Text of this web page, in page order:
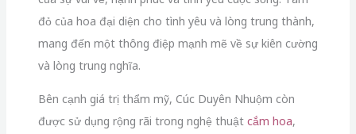
đỏ của hoa đại diện cho tình yêu và lòng trung thành,
mang đến một thông điệp mạnh mẽ về sự kiên cường
và lòng trung nghĩa.
Bên cạnh giá trị thẩm mỹ, Cúc Duyên Nhuộm còn
được sử dụng rộng rãi trong nghệ thuật cắm hoa,